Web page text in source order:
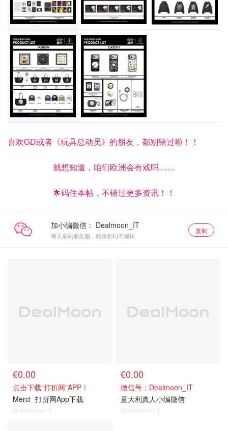
喜欢GD或者《玩具总动员》的朋友，都别错过啦！！
就想知道，咱们欧洲会有戏吗……
🌟码住本帖，不错过更多资讯！！
加小编微信：
每天刷刷朋友圈，精华折扣不漏掉
复制
€0.00
点击下载“打折网”APP！
Merci 打折网App下载
@dealmoon.it
€0.00
微信号：Dealmoon_IT
意大利真人小编微信
@dealmoon.it